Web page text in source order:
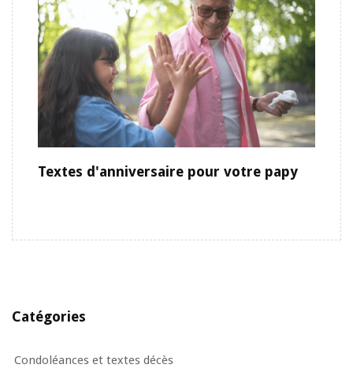
Textes d'anniversaire pour votre papy
Catégories
Condoléances et textes décès